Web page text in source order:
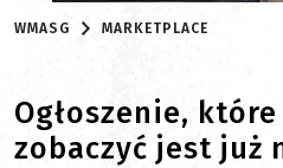
WMASG MARKETPLACE
Ogłoszenie, które
zobaczyć jest już